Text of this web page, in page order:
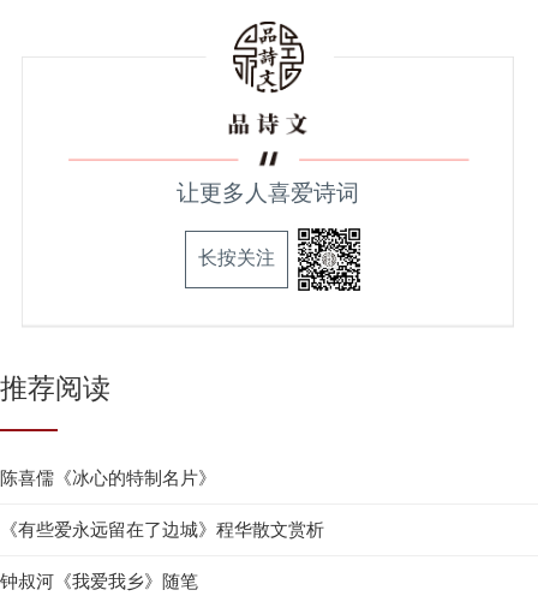
让更多人喜爱诗词
长按关注
推荐阅读
陈喜儒《冰心的特制名片》
《有些爱永远留在了边城》程华散文赏析
钟叔河《我爱我乡》随笔